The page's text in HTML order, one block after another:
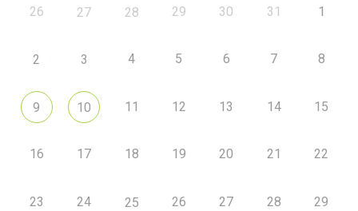
26 27 28 29 30 31 1
2 3 4 5 6 7 8
9 10 11 12 13 14 15
16 17 18 19 20 21 22
23 24 25 26 27 28 29